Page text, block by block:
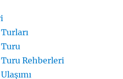
Rehberleri